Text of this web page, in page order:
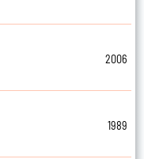
2006
1989